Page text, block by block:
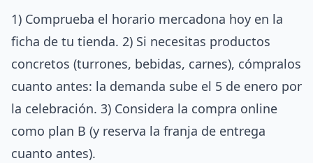
1) Comprueba el horario mercadona hoy en la
ficha de tu tienda. 2) Si necesitas productos
concretos (turrones, bebidas, carnes), cómpralos
cuanto antes: la demanda sube el 5 de enero por
la celebración. 3) Considera la compra online
como plan B (y reserva la franja de entrega
cuanto antes).